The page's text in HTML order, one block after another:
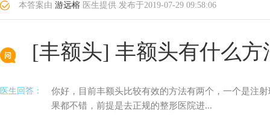
本答案由 游远榕 医生提供 发布于2019-07-29 09:58:06
[丰额头] 丰额头有什么
医生回答：
你好，目前丰额头比较有效的方法有两个，一个是注
果都不错，前提是去正规的整形医院进...